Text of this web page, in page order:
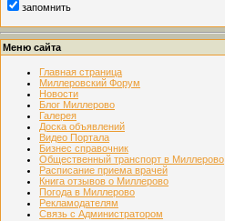
запомнить
Меню сайта
Главная страница
Миллеровский Форум
Новости
Блог Миллерово
Галерея
Доска объявлений
Видео Портала
Бизнес справочник
Общественный транспорт в Миллерово
Расписание приема врачей
Книга отзывов о Миллерово
Погода в Миллерово
Рекламодателям
Связь с Администратором